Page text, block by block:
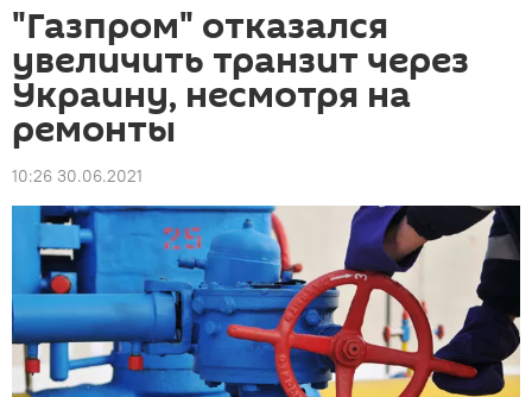
"Газпром" отказался
увеличить транзит через
Украину, несмотря на
ремонты
10:26 30.06.2021